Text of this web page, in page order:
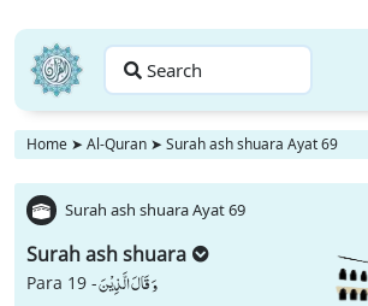
Search
Home ➤ Al-Quran ➤ Surah ash shuara Ayat 69
Surah ash shuara Ayat 69
Surah ash shuara
Para 19 -وَ قَالَ الَّذِیْنَ